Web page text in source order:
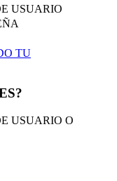
USUARIO
TU
USUARIO O